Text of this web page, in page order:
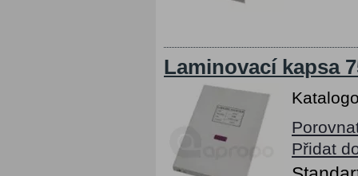
Laminovací kapsa
Přidat